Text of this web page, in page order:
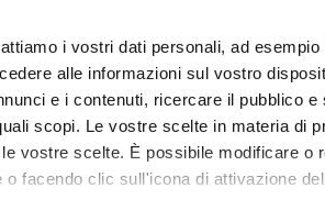
i vostri dati personali, ad
alle informazioni sul vostro
e i contenuti, ricercare il pubblico
scopi. Le vostre scelte in materia di
vostre scelte. È possibile modificare
facendo clic sull'icona di attivazione